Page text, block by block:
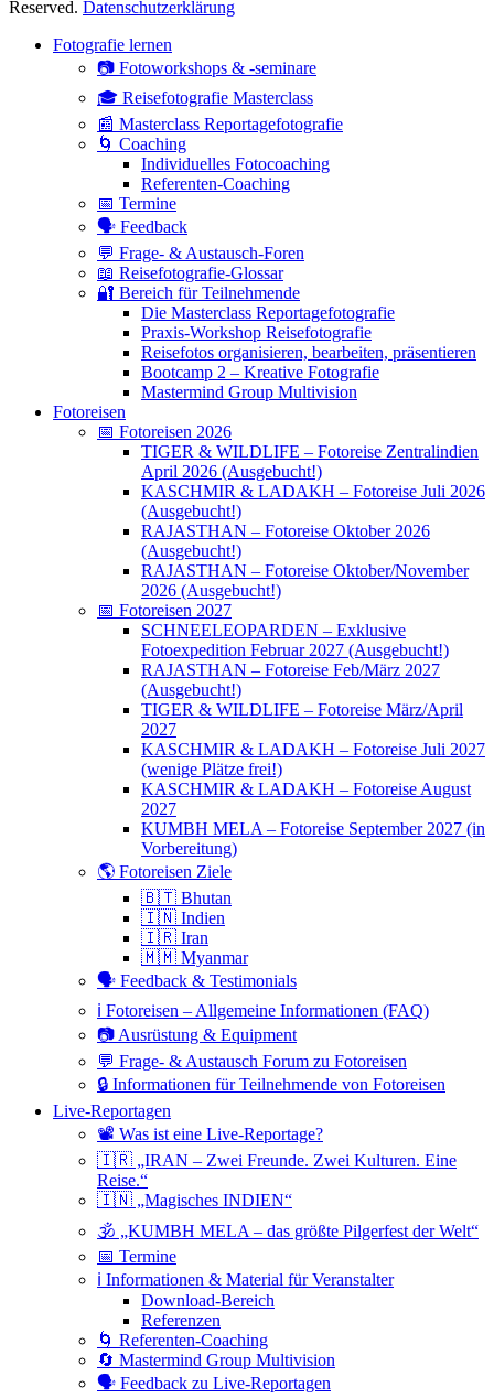
Reserved. Datenschutzerklärung
scrollenFotografie lernen
📷 Fotoworkshops & -seminare
🎓 Reisefotografie Masterclass
📰 Masterclass Reportagefotografie
🌀 Coaching
Individuelles Fotocoaching
Referenten-Coaching
📅 Termine
🗣 Feedback
💬 Frage- & Austausch-Foren
📖 Reisefotografie-Glossar
🔐 Bereich für Teilnehmende
Die Masterclass Reportagefotografie
Praxis-Workshop Reisefotografie
Reisefotos organisieren, bearbeiten, präsentieren
Bootcamp 2 – Kreative Fotografie
Mastermind Group Multivision
Fotoreisen
📅 Fotoreisen 2026
TIGER & WILDLIFE – Fotoreise Zentralindien
April 2026 (Ausgebucht!)
KASCHMIR & LADAKH – Fotoreise Juli 2026
(Ausgebucht!)
RAJASTHAN – Fotoreise Oktober 2026
(Ausgebucht!)
RAJASTHAN – Fotoreise Oktober/November
2026 (Ausgebucht!)
📅 Fotoreisen 2027
SCHNEELEOPARDEN – Exklusive
Fotoexpedition Februar 2027 (Ausgebucht!)
RAJASTHAN – Fotoreise Feb/März 2027
(Ausgebucht!)
TIGER & WILDLIFE – Fotoreise März/April
2027
KASCHMIR & LADAKH – Fotoreise Juli 2027
(wenige Plätze frei!)
KASCHMIR & LADAKH – Fotoreise August
2027
KUMBH MELA – Fotoreise September 2027 (in
Vorbereitung)
🌎 Fotoreisen Ziele
🇧🇹 Bhutan
🇮🇳 Indien
🇮🇷 Iran
🇲🇲 Myanmar
🗣 Feedback & Testimonials
ℹ️ Fotoreisen – Allgemeine Informationen (FAQ)
📷 Ausrüstung & Equipment
💬 Frage- & Austausch Forum zu Fotoreisen
🔒 Informationen für Teilnehmende von Fotoreisen
Live-Reportagen
📽 Was ist eine Live-Reportage?
🇮🇷 „IRAN – Zwei Freunde. Zwei Kulturen. Eine
Reise.“
🇮🇳 „Magisches INDIEN“
🕉 „KUMBH MELA – das größte Pilgerfest der Welt“
📅 Termine
ℹ️ Informationen & Material für Veranstalter
Download-Bereich
Referenzen
🌀 Referenten-Coaching
🔄 Mastermind Group Multivision
🗣 Feedback zu Live-Reportagen